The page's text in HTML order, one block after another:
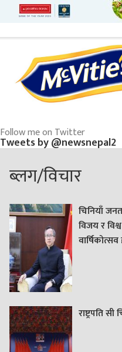
Follow me on Twitter
Tweets by @newsnepal2
ब्लग/विचार
चिनियाँ
विजय र
राष्ट्रपति